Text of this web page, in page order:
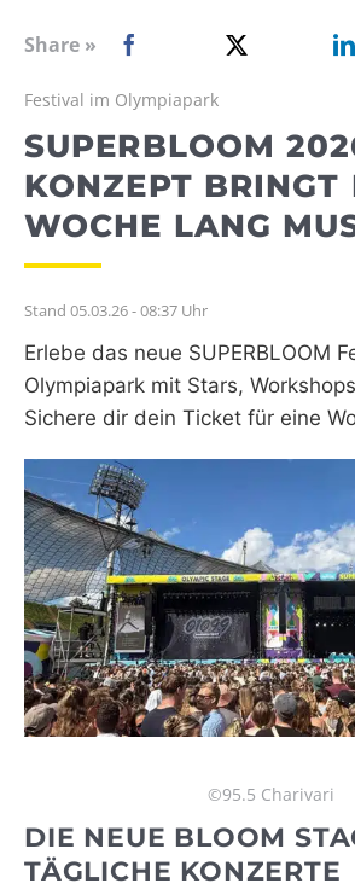
WEBRADIO
Share »
Festival im Olympiapark
SUPERBLOOM
KONZEPT BRINGT
WOCHE LANG
Stand 05.03.26 - 08:37 Uhr
Erlebe das neue SUPERBLOOM
Olympiapark mit Stars,
Sichere dir dein Ticket für eine
©95.5 Charivari
DIE NEUE BLOOM
TÄGLICHE KONZERTE